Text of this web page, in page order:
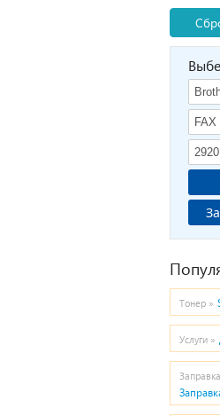
Тонер »
Услуги »